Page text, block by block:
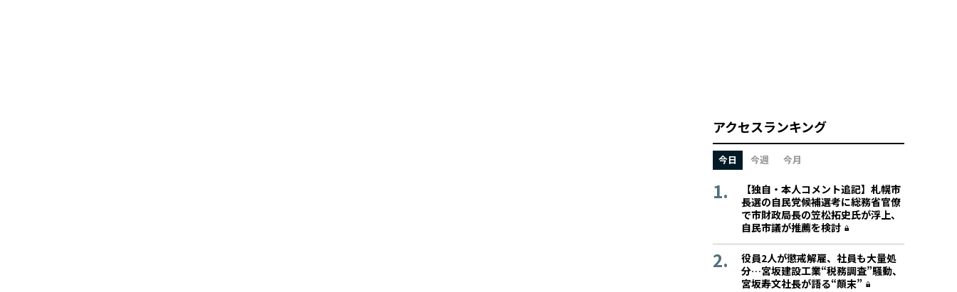
アクセスランキング
今日 今週 今月
【独自・本人コメント追記】札幌市
長選の自民党候補選考に総務省官僚
で市財政局長の笠松拓史氏が浮上、
自民市議が推薦を検討
役員2人が懲戒解雇、社員も大量処
分…宮坂建設工業“税務調査”騒動、
宮坂寿文社長が語る“顛末”